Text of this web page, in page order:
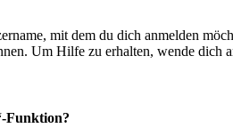
mit dem du dich anmelden
Um Hilfe zu erhalten, wende dich
Funktion?